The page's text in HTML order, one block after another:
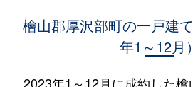
檜山郡厚沢部町の一戸建
年1～12月）
2023年1～12月に成約した